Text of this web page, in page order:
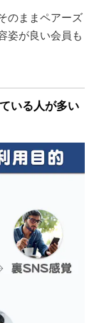
のままペアーズ
姿が良い会員も
いる人が多い